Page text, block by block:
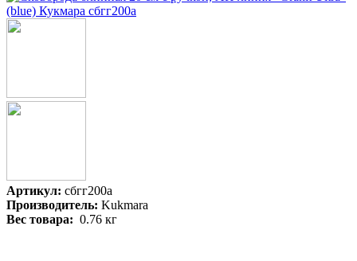
Артикул: сбгг200а
Производитель: Kukmara
Вес товара: 0.76 кг